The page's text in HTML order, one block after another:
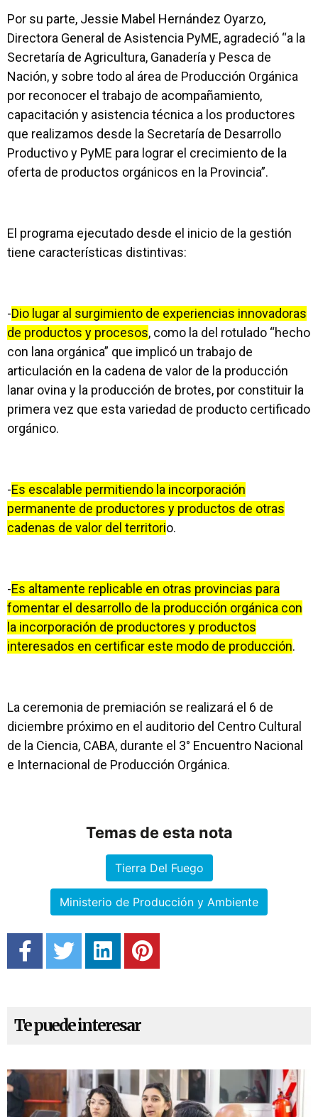
Por su parte, Jessie Mabel Hernández Oyarzo,
Directora General de Asistencia PyME, agradeció “a la
Secretaría de Agricultura, Ganadería y Pesca de
Nación, y sobre todo al área de Producción Orgánica
por reconocer el trabajo de acompañamiento,
capacitación y asistencia técnica a los productores
que realizamos desde la Secretaría de Desarrollo
Productivo y PyME para lograr el crecimiento de la
oferta de productos orgánicos en la Provincia”.
El programa ejecutado desde el inicio de la gestión
tiene características distintivas:
-Dio lugar al surgimiento de experiencias innovadoras
de productos y procesos, como la del rotulado “hecho
con lana orgánica” que implicó un trabajo de
articulación en la cadena de valor de la producción
lanar ovina y la producción de brotes, por constituir la
primera vez que esta variedad de producto certificado
orgánico.
-Es escalable permitiendo la incorporación
permanente de productores y productos de otras
cadenas de valor del territorio.
-Es altamente replicable en otras provincias para
fomentar el desarrollo de la producción orgánica con
la incorporación de productores y productos
interesados en certificar este modo de producción.
La ceremonia de premiación se realizará el 6 de
diciembre próximo en el auditorio del Centro Cultural
de la Ciencia, CABA, durante el 3° Encuentro Nacional
e Internacional de Producción Orgánica.
Temas de esta nota
Tierra Del Fuego
Ministerio de Producción y Ambiente
Te puede interesar